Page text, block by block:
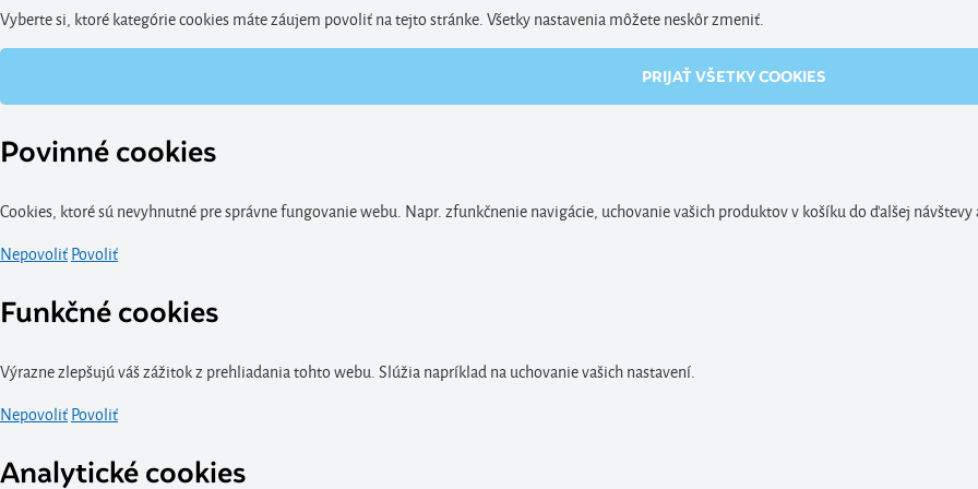
Vyberte si, ktoré kategórie cookies máte záujem povoliť na tejto stránke. Všetky nastavenia môžete neskôr zmeniť.
PRIJAŤ VŠETKY COOKIES
Povinné cookies
Cookies, ktoré sú nevyhnutné pre správne fungovanie webu. Napr. zfunkčnenie navigácie, uchovanie vašich produktov v košíku do ďalšej návštevy
NepovoliťPovoliť
Funkčné cookies
Výrazne zlepšujú váš zážitok z prehliadania tohto webu. Slúžia napríklad na uchovanie vašich nastavení.
NepovoliťPovoliť
Analytické cookies